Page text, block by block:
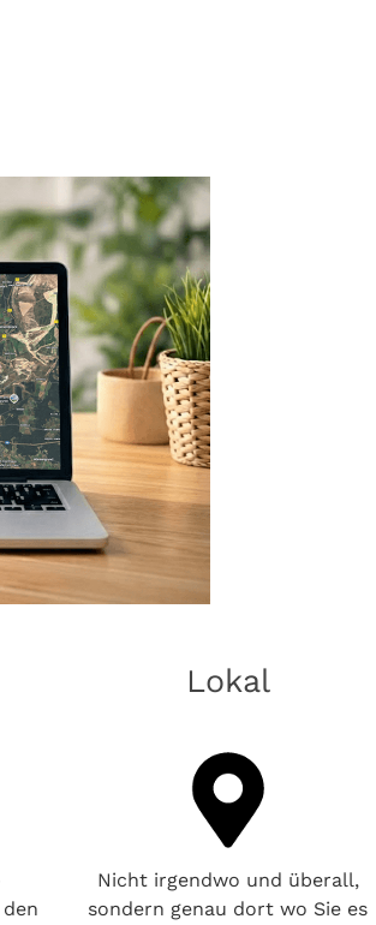
Lokal
Nicht irgendwo und überall,
sondern genau dort wo Sie es